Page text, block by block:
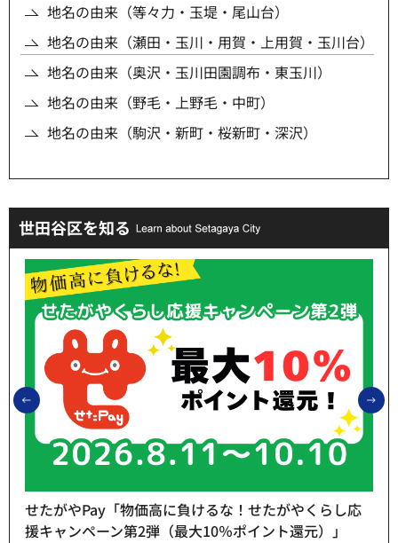
地名の由来（等々力・玉堤・尾山台）
地名の由来（瀬田・玉川・用賀・上用賀・玉川台）
地名の由来（奥沢・玉川田園調布・東玉川）
地名の由来（野毛・上野毛・中町）
地名の由来（駒沢・新町・桜新町・深沢）
世田谷区を知る
前のスライドを表示
せたがやPay「物価高に負けるな！せたがやくらし応
援キャンペーン第2弾（最大10％ポイント還元）」